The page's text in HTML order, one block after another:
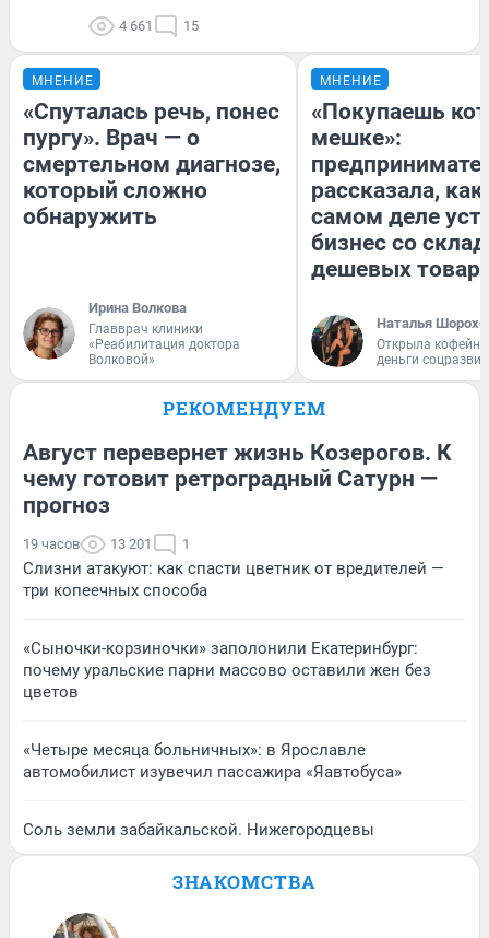
4 661 15
МНЕНИЕ
«Спуталась речь, понес
пургу». Врач — о
смертельном диагнозе,
который сложно
обнаружить
Ирина Волкова
Главврач клиники
«Реабилитация доктора
Волковой»
МНЕНИЕ
«Покупаешь
мешке»:
рассказала, как
самом деле
бизнес со
дешевых
Наталья
Открыла
деньги
РЕКОМЕНДУЕМ
Август перевернет жизнь Козерогов. К
чему готовит ретроградный Сатурн —
прогноз
19 часов 13 201 1
Слизни атакуют: как спасти цветник от вредителей —
три копеечных способа
«Сыночки-корзиночки» заполонили Екатеринбург:
почему уральские парни массово оставили жен без
цветов
«Четыре месяца больничных»: в Ярославле
автомобилист изувечил пассажира «Яавтобуса»
Соль земли забайкальской. Нижегородцевы
ЗНАКОМСТВА